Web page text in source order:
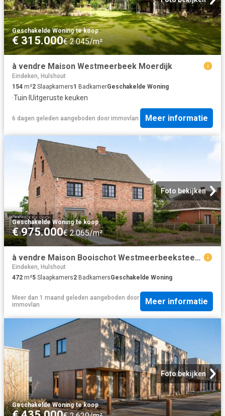
Geschakelde Woning·te koop
€ 315.000€ 2.045/m²
à vendre Maison Westmeerbeek Moerdijk
Eindeken, Hulshout
154 m²2 Slaapkamers1 BadkamerGeschakelde Woning
·Tuin· IUitgeruste keuken
6 dagen geleden aangeboden door immovlan Meer informatie
Foto bekijken
Geschakelde Woning·te koop
€ 975.000€ 2.065/m²
à vendre Maison Booischot Westmeerbeeksteenweg
Eindeken, Hulshout
472 m²5 Slaapkamers2 BadkamersGeschakelde Woning
Meer dan 1 maand geleden aangeboden door
immovlan
Meer informatie
Foto bekijken
Geschakelde Woning·te koop